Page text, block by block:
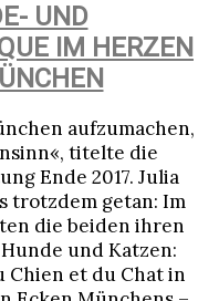
UND
IM HERZEN
aufzumachen,
titelte die
Ende 2017. Julia
trotzdem getan: Im
die beiden ihren
und Katzen:
Chien et du Chat in